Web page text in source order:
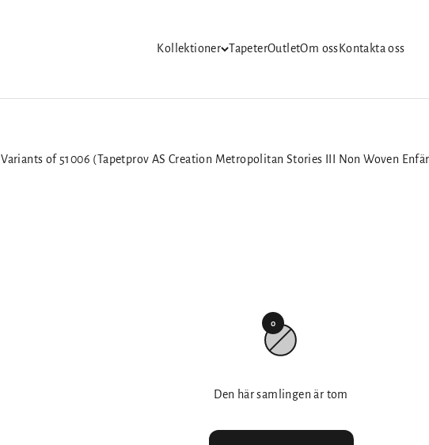
Kollektioner TapeterOutletOm oss Kontakta oss
Variants of 51006 (Tapetprov AS Creation Metropolitan Stories III Non Woven
0
Den här samlingen är tom